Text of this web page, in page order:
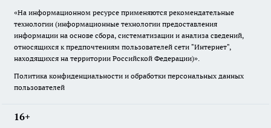
«На информационном ресурсе применяются рекомендательные
технологии (информационные технологии предоставления
информации на основе сбора, систематизации и анализа сведений,
относящихся к предпочтениям пользователей сети "Интернет",
находящихся на территории Российской Федерации)».
Политика конфиденциальности и обработки персональных данных
пользователей
16+